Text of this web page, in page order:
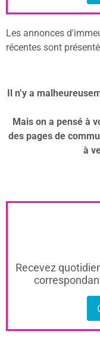
Les annonces
récentes sont
Il n’y a
Mais on a pensé à
des pages de
à
Recevez